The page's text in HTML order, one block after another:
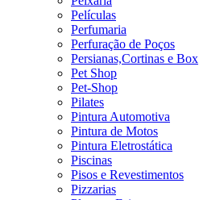
Películas
Perfumaria
Perfuração de Poços
Persianas,Cortinas e Box
Pet Shop
Pet-Shop
Pilates
Pintura Automotiva
Pintura de Motos
Pintura Eletrostática
Piscinas
Pisos e Revestimentos
Pizzarias